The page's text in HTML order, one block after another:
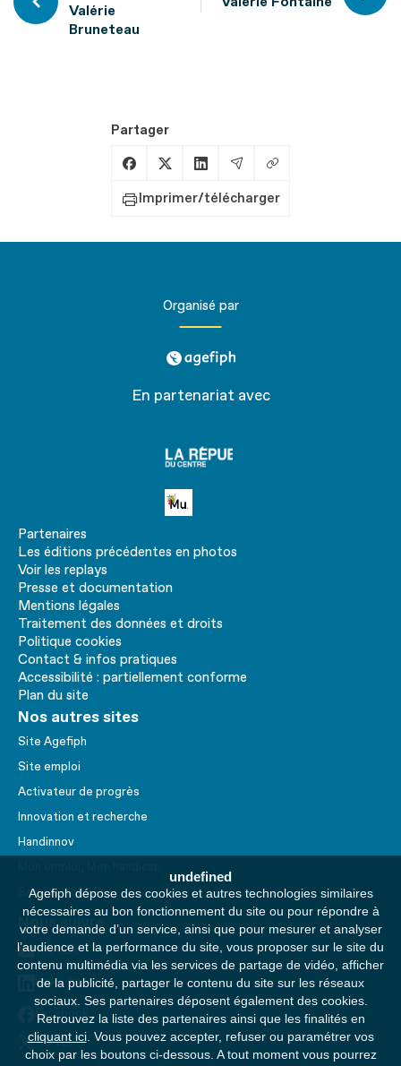
undefined
Agefiph dépose des cookies et autres technologies similaires
nécessaires au bon fonctionnement du site ou pour répondre à
votre demande d’un service, ainsi que pour mesurer et analyser
l’audience et la performance du site, vous proposer sur le site du
contenu multimédia via les services de partage de vidéo, afficher
de la publicité, partager le contenu du site sur les réseaux
sociaux. Ses partenaires déposent également des cookies.
Retrouvez la liste des partenaires ainsi que les finalités en
cliquant ici. Vous pouvez accepter, refuser ou paramétrer vos
choix par les boutons ci-dessous. A tout moment vous pourrez
Valérie
Bruneteau
Partager
Partager sur Facebook
Partager sur X
Partager sur LinkedIn
Partager par Email
Copier le lien
Imprimer/télécharger
Organisé par
agefiph
En partenariat avec
république
Petite MU
Partenaires
Les éditions précédentes en photos
Voir les replays
Presse et documentation
Mentions légales
Traitement des données et droits
Politique cookies
Contact & infos pratiques
Accessibilité : partiellement conforme
Plan du site
Nos autres sites
Site Agefiph
Site emploi
Activateur de progrès
Innovation et recherche
Handinnov
Service AppuiPro
Nous suivre
Youtube
Linkedin
Facebook
Twitter